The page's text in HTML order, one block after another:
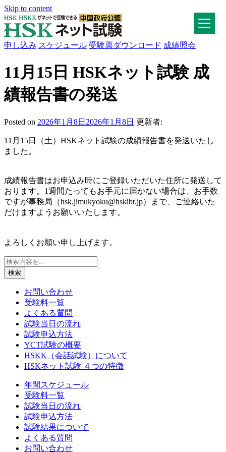
Skip to content
申し込み スケジュール 受験票ダウンロード 成績照会
11月15日 HSKネット試験 成
績報告書の発送
Posted on 2026年1月8日 2026年1月8日 更新者:
11月15日（土）HSKネット試験の成績報告書を発送いたし
ました。
成績報告書はお申込み時にご登録いただいた住所に発送して
おります。1週間たってもお手元に届かない場合は、お手数
ですが事務局（hsk.jimukyoku@hskibt.jp）まで、ご連絡いた
だけますようお願いいたします。
よろしくお願い申し上げます。
検索
お問い合わせ
受験料一覧
よくある質問
試験当日の流れ
試験申込方法
YCT試験の概要
HSKK（会話試験）について
HSKネット試験 ４つの特徴
年間スケジュール
受験料一覧
試験当日の流れ
試験申込方法
試験結果について
よくある質問
お問い合わせ